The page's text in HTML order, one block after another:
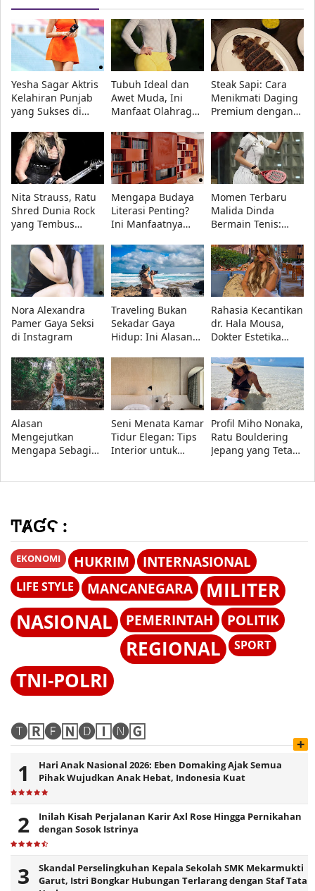
Yesha Sagar Aktris
Kelahiran Punjab
yang Sukses di
Tubuh Ideal dan
Awet Muda, Ini
Manfaat Olahraga
Kamu Abaikan
Steak Sapi: Cara
Menikmati Daging
Premium dengan
Nita Strauss, Ratu
Shred Dunia Rock
yang Tembus
Mengapa Budaya
Literasi Penting?
Ini Manfaatnya
Berpikir dan
Memori
Momen Terbaru
Malida Dinda
Bermain Tenis:
Bergaya Sporty
Nora Alexandra
Pamer Gaya Seksi
di Instagram
Traveling Bukan
Sekadar Gaya
Hidup: Ini Alasan
Melakukannya
Rahasia Kecantikan
dr. Hala Mousa,
Dokter Estetika
Menginspirasi di
UAE
Alasan
Mengejutkan
Mengapa Sebagian
Seni Menata Kamar
Tidur Elegan: Tips
Interior untuk
Profil Miho Nonaka,
Ratu Bouldering
Jepang yang Tetap
ͲȺƓϚ :
EKONOMI HUKRIM INTERNASIONAL
LIFE STYLE MANCANEGARA
MILITER
NASIONAL
PEMERINTAH POLITIK
REGIONAL SPORT
TNI-POLRI
🅣🅁🅔🄽🅓🄸🅝🄶
+
Hari Anak Nasional 2026: Eben Domaking Ajak Semua
Pihak Wujudkan Anak Hebat, Indonesia Kuat
Inilah Kisah Perjalanan Karir Axl Rose Hingga Pernikahan
dengan Sosok Istrinya
Skandal Perselingkuhan Kepala Sekolah SMK Mekarmukti
Garut, Istri Bongkar Hubungan Terlarang dengan Staf Tata